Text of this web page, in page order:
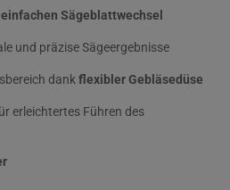
Sägeblattwechsel
und präzise Sägeergebnisse
dankflexibler Gebläsedüse
erleichtertes Führen des